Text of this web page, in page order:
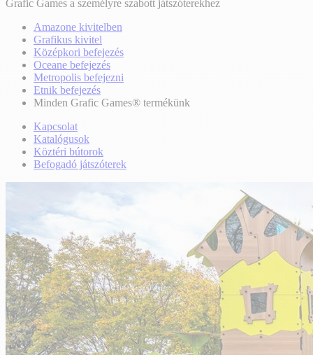
Grafic Games a személyre szabott játszóterekhez
Amazone kivitelben
Grafikus kivitel
Középkori befejezés
Oceane befejezés
Metropolis befejezni
Etnik befejezés
Minden Grafic Games® termékünk
Kapcsolat
Katalógusok
Köztéri bútorok
Befogadó játszóterek